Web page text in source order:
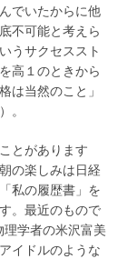
でいたからに他
不可能と考えら
うサクセススト
高１のときから
は当然のこと」
。
とがあります
の楽しみは日経
私の履歴書」を
。最近のもので
学者の米沢富美
イドルのような